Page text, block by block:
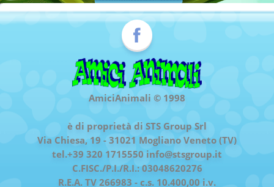
AmiciAnimali © 1998
è di proprietà di STS Group Srl
Via Chiesa, 19 - 31021 Mogliano Veneto (TV)
tel.+39 320 1715550 info@stsgroup.it
C.FISC./P.I./R.I.: 03048620276
R.E.A. TV 266983 - c.s. 10.400,00 i.v.